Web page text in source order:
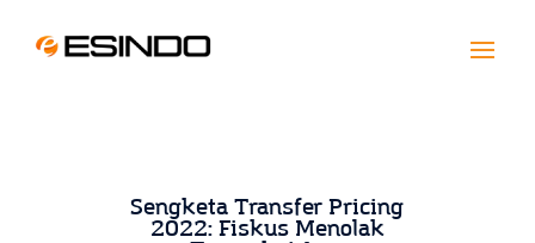
Sengketa Transfer Pricing
2022: Fiskus Menolak